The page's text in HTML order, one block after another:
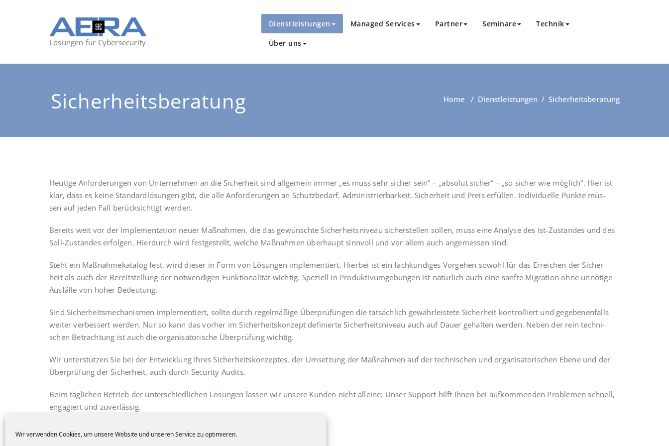
Wir verwenden Cookies, um unsere Website und unseren Service zu optimieren.
Lösungen für Cybersecurity
Dienstleistungen Managed Services Partner Seminare Technik
Über uns
Sicherheitsberatung Home / Dienstleistungen / Sicherheitsberatung
Heu­ti­ge Anfor­de­run­gen von Unter­neh­men an die Sicher­heit sind all­ge­mein immer „es muss sehr sicher sein“ – „abso­lut sicher“ – „so sicher wie mög­lich“. Hier ist
klar, dass es kei­ne Stan­dard­lö­sun­gen gibt, die alle Anfor­de­run­gen an Schutz­be­darf, Admi­nis­trier­bar­keit, Sicher­heit und Preis erfül­len. Indi­vi­du­el­le Punk­te müs­
sen auf jeden Fall berück­sich­tigt werden.
Bereits weit vor der Imple­men­ta­ti­on neu­er Maß­nah­men, die das gewünsch­te Sicher­heits­ni­veau sicher­stel­len sol­len, muss eine Ana­ly­se des Ist-Zustan­des und des
Soll-Zustan­des erfol­gen. Hier­durch wird fest­ge­stellt, wel­che Maß­nah­men über­haupt sinn­voll und vor allem auch ange­mes­sen sind.
Steht ein Maß­nah­me­ka­ta­log fest, wird die­ser in Form von Lösun­gen imple­men­tiert. Hier­bei ist ein fach­kun­di­ges Vor­ge­hen sowohl für das Errei­chen der Sicher­
heit als auch der Bereit­stel­lung der not­wen­di­gen Funk­tio­na­li­tät wich­tig. Spe­zi­ell in Pro­duk­tiv­um­ge­bun­gen ist natür­lich auch eine sanf­te Migra­ti­on ohne unnö­ti­ge
Aus­fäl­le von hoher Bedeutung.
Sind Sicher­heits­me­cha­nis­men imple­men­tiert, soll­te durch regel­mä­ßi­ge Über­prü­fun­gen die tat­säch­lich gewähr­leis­te­te Sicher­heit kon­trol­liert und gege­be­nen­falls
wei­ter ver­bes­sert wer­den. Nur so kann das vor­her im Sicher­heits­kon­zept defi­nier­te Sicher­heits­ni­veau auch auf Dau­er gehal­ten wer­den. Neben der rein tech­ni­
schen Betrach­tung ist auch die orga­ni­sa­to­ri­sche Über­prü­fung wichtig.
Wir unter­stüt­zen Sie bei der Ent­wick­lung Ihres Sicher­heits­kon­zep­tes, der Umset­zung der Maß­nah­men auf der tech­ni­schen und orga­ni­sa­to­ri­schen Ebe­ne und der
Über­prü­fung der Sicher­heit, auch durch Secu­ri­ty Audits.
Beim täg­li­chen Betrieb der unter­schied­li­chen Lösun­gen las­sen wir unse­re Kun­den nicht allei­ne: Unser Sup­port hilft Ihnen bei auf­kom­men­den Pro­ble­men schnell,
enga­giert und zuverlässig.